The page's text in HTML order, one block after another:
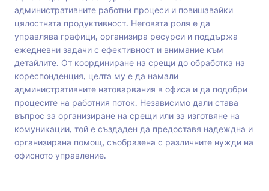
административните работни процеси и повишавайки
цялостната продуктивност. Неговата роля е да
управлява графици, организира ресурси и поддържа
ежедневни задачи с ефективност и внимание към
детайлите. От координиране на срещи до обработка на
кореспонденция, целта му е да намали
административните натоварвания в офиса и да подобри
процесите на работния поток. Независимо дали става
въпрос за организиране на срещи или за изготвяне на
комуникации, той е създаден да предоставя надеждна и
организирана помощ, съобразена с различните нужди на
офисното управление.